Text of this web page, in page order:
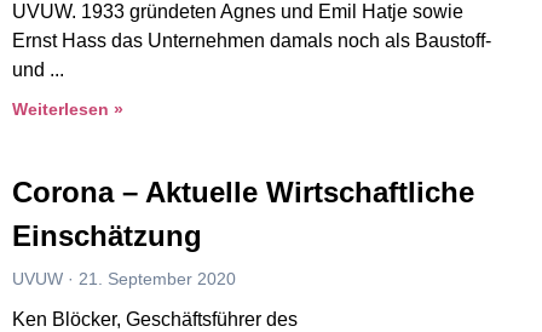
UVUW. 1933 gründeten Agnes und Emil Hatje sowie
Ernst Hass das Unternehmen damals noch als Baustoff-
und
Weiterlesen »
Corona – Aktuelle Wirtschaftliche
Einschätzung
UVUW 21. September 2020
Ken Blöcker, Geschäftsführer des